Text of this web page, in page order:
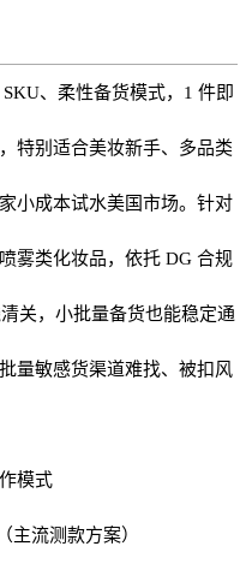
、柔性备货模式，1 件即
特别适合美妆新手、多品类
小成本试水美国市场。针对
雾类化妆品，依托 DG 合规
关，小批量备货也能稳定通
量敏感货渠道难找、被扣风
模式
主流测款方案）